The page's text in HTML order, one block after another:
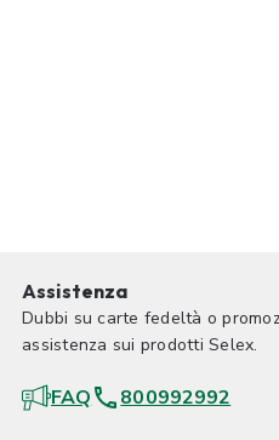
Assistenza
Dubbi su carte fedeltà o
assistenza sui prodotti Selex.
FAQ 800992992